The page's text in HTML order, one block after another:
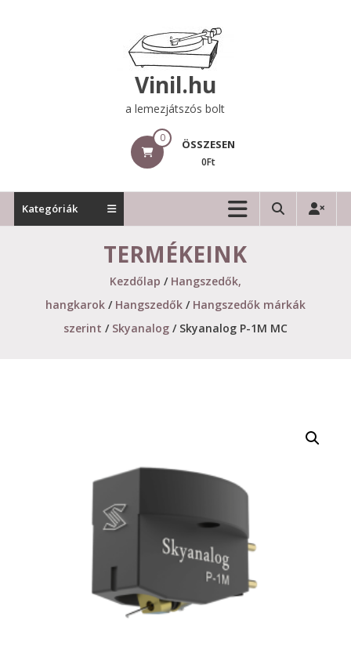
Vinil.hu
a lemezjátszós bolt
0 ÖSSZESEN
0Ft
Kategóriák
TERMÉKEINK
Kezdőlap / Hangszedők,
hangkarok/ Hangszedők/ Hangszedők márkák
szerint / Skyanalog/ Skyanalog P-1M MC